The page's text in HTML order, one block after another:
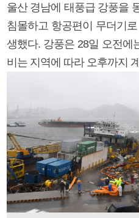
울산 경남에 태풍급 강풍을
침몰하고 항공편이 무더기
생했다. 강풍은 28일 오전에
비는 지역에 따라 오후까지